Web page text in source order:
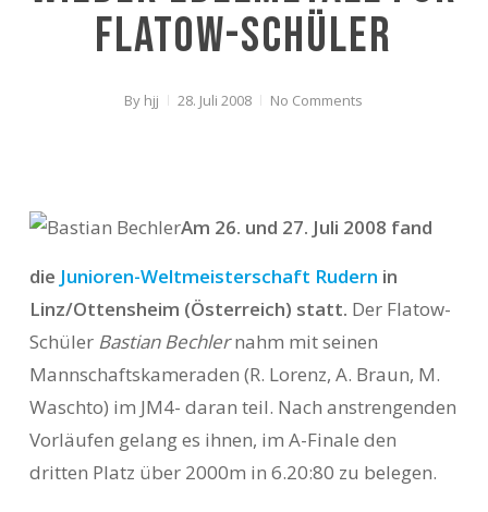
Flatow-Schüler
By hjj 28. Juli 2008 No Comments
Am 26. und 27. Juli 2008 fand
die Junioren-Weltmeisterschaft Rudern in
Linz/Ottensheim (Österreich) statt. Der Flatow-
Schüler Bastian Bechlernahm mit seinen
Mannschaftskameraden (R. Lorenz, A. Braun, M.
Waschto) im JM4- daran teil. Nach anstrengenden
Vorläufen gelang es ihnen, im A-Finale den
dritten Platz über 2000m in 6.20:80 zu belegen.